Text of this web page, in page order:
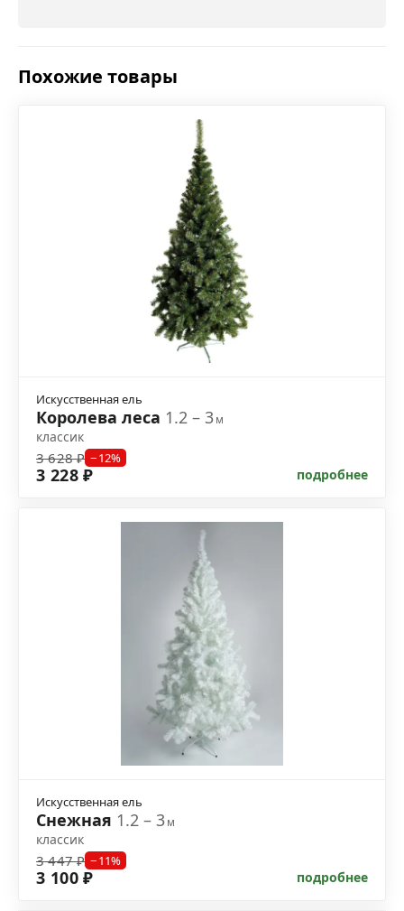
Похожие товары
Искусственная ель
Королева леса 1.2 – 3м
классик
3 628 ₽ −12%
3 228 ₽ подробнее
Искусственная ель
Снежная 1.2 – 3м
классик
3 447 ₽ −11%
3 100 ₽ подробнее